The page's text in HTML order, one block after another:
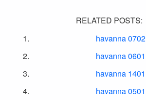
RELATED POSTS:
havanna 0702
havanna 0601
havanna 1401
havanna 0501